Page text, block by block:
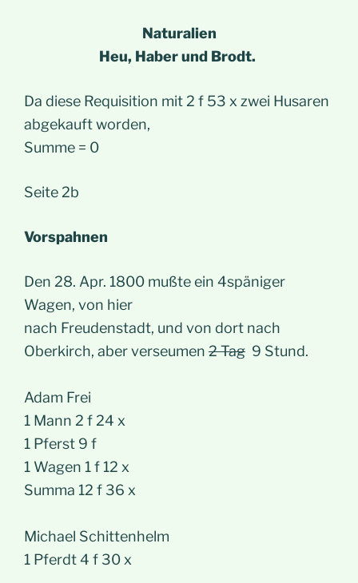
Naturalien
Heu, Haber und Brodt.
Da diese Requisition mit 2 f 53 x zwei Husaren
abgekauft worden,
Summe = 0
Seite 2b
Vorspahnen
Den 28. Apr. 1800 mußte ein 4späniger
Wagen, von hier
nach Freudenstadt, und von dort nach
Oberkirch, aber verseumen 2 Tag 9 Stund.
Adam Frei
1 Mann 2 f 24 x
1 Pferst 9 f
1 Wagen 1 f 12 x
Summa 12 f 36 x
Michael Schittenhelm
1 Pferdt 4 f 30 x